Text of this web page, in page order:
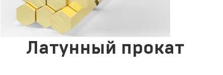
Латунный прокат